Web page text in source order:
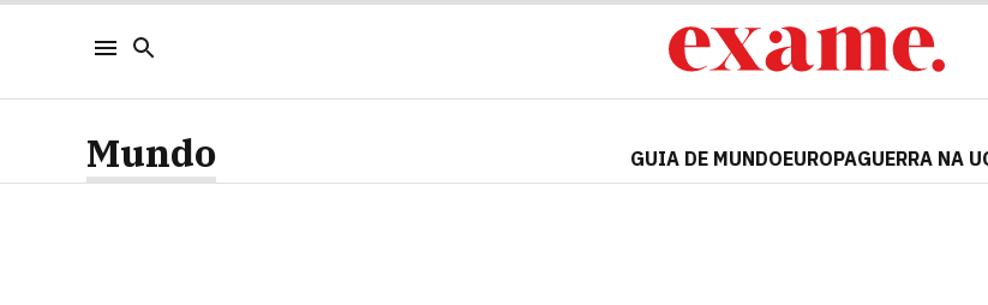
Mundo GUIA DE MUNDOEUROPAGUERRA NA